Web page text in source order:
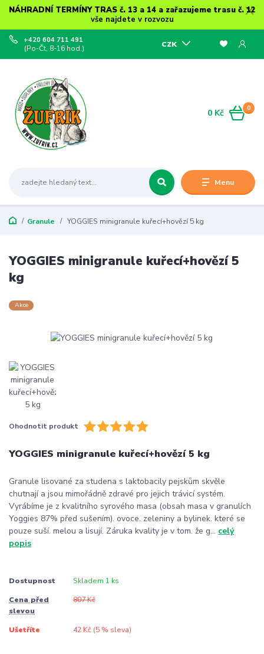
NÁHRADNÍ TERMÍNY TRAS č. 13 a 14 a zařazujeme trasu č. 12
vše najdete v rozvozu
Menu
CZK
+420 604 711 491
(Po-Čt, 8-16 hod.)
0
0 Kč
Granule YOGGIES minigranule kuřecí+hovězí 5 kg
YOGGIES minigranule kuřecí+hovězí 5
kg
Akce
Ohodnotit produkt
YOGGIES minigranule kuřecí+hovězí 5 kg
Granule lisované za studena s laktobacily pejskům skvěle
chutnají a jsou mimořádně zdravé pro jejich trávicí systém.
Vyrábíme je z kvalitního syrového masa (obsah masa v granulích
Yoggies 87% před sušením). ovoce. zeleniny a bylinek. které se
pouze suší. melou a lisují. Záruka kvality je v tom. že g... celý
popis
Dostupnost Skladem 1 ks
Cena před
slevou
807 Kč
Ušetříte 42 Kč (5% sleva)